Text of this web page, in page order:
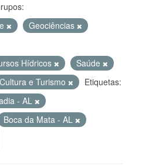
Geociências
Hídricos
Saúde
Cultura e Turismo
Etiquetas:
- AL
Boca da Mata - AL